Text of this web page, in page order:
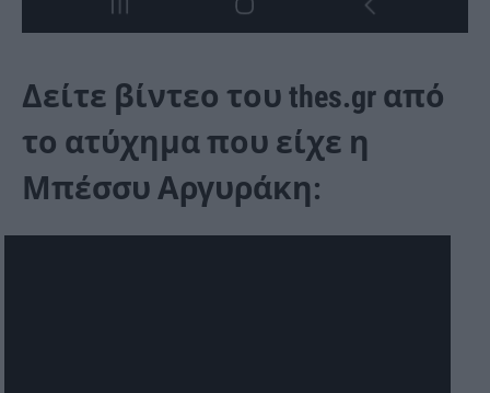
Δείτε βίντεο του thes.gr από
το ατύχημα που είχε η
Μπέσσυ Αργυράκη: